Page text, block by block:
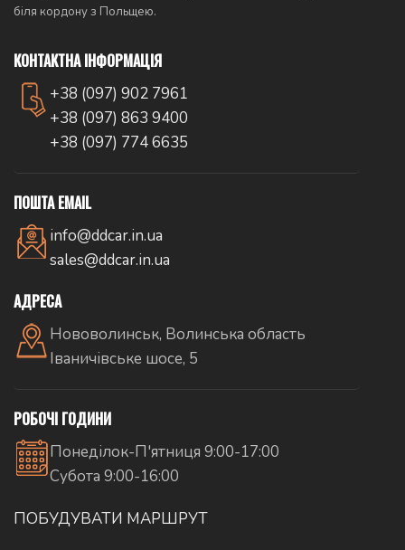
біля кордону з Польщею.
КОНТАКТНА ІНФОРМАЦІЯ
+38 (097) 902 7961
+38 (097) 863 9400
+38 (097) 774 6635
ПОШТА EMAIL
info@ddcar.in.ua
sales@ddcar.in.ua
АДРЕСА
Нововолинськ, Волинська область
Іваничівське шосе, 5
РОБОЧІ ГОДИНИ
Понеділок-П'ятниця 9:00-17:00
Субота 9:00-16:00
ПОБУДУВАТИ МАРШРУТ